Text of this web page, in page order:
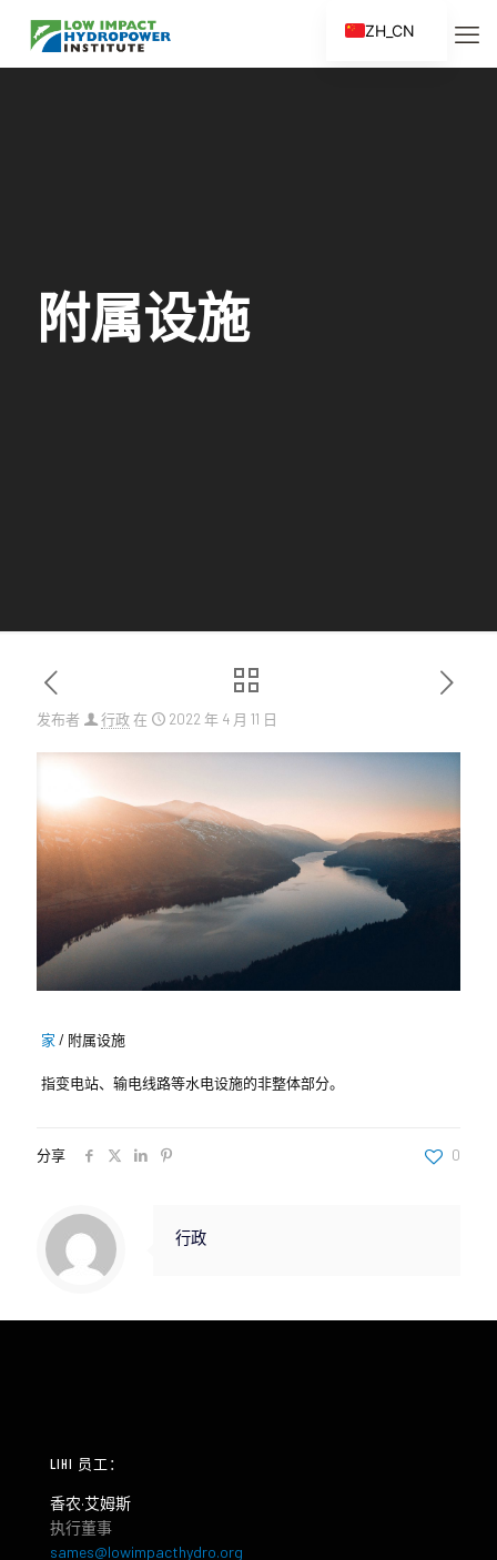
附属设施
发布者 行政在 2022 年 4 月 11 日
家 / 附属设施
指变电站、输电线路等水电设施的非整体部分。
分享 0
行政
LIHI 员工：
香农·艾姆斯
执行董事
sames@lowimpacthydro.org
ZH_CN
EN